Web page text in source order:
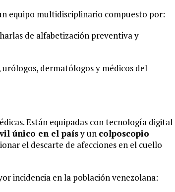
equipo multidisciplinario compuesto por:
de alfabetización preventiva y
dermatólogos y médicos del
Están equipadas con tecnología digital
único en el paísy un colposcopio
el descarte de afecciones en el cuello
incidencia en la población venezolana: